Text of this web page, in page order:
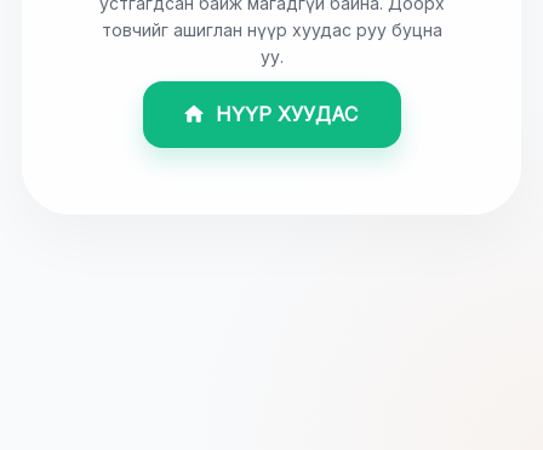
товчийг ашиглан нүүр хуудас руу буцна
уу.
НҮҮР ХУУДАС